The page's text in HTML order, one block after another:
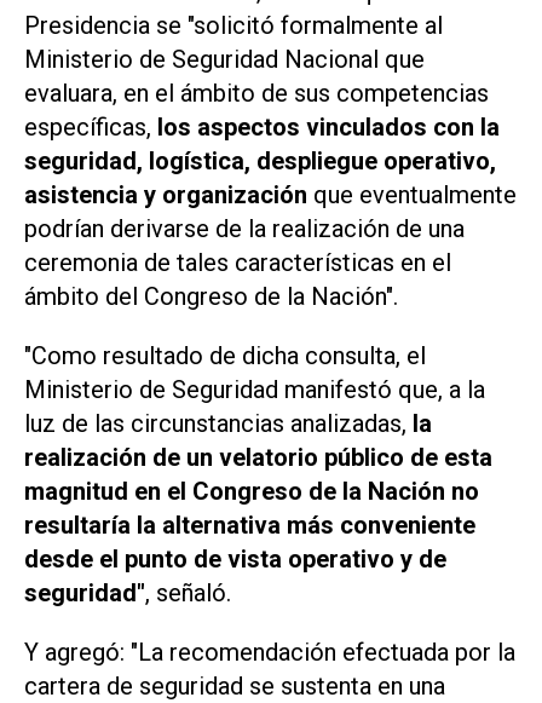
Presidencia se "solicitó formalmente al
Ministerio de Seguridad Nacional que
evaluara, en el ámbito de sus competencias
específicas, los aspectos vinculados con la
seguridad, logística, despliegue operativo,
asistencia y organización que eventualmente
podrían derivarse de la realización de una
ceremonia de tales características en el
ámbito del Congreso de la Nación".
"Como resultado de dicha consulta, el
Ministerio de Seguridad manifestó que, a la
luz de las circunstancias analizadas, la
realización de un velatorio público de esta
magnitud en el Congreso de la Nación no
resultaría la alternativa más conveniente
desde el punto de vista operativo y de
seguridad", señaló.
Y agregó: "La recomendación efectuada por la
cartera de seguridad se sustenta en una